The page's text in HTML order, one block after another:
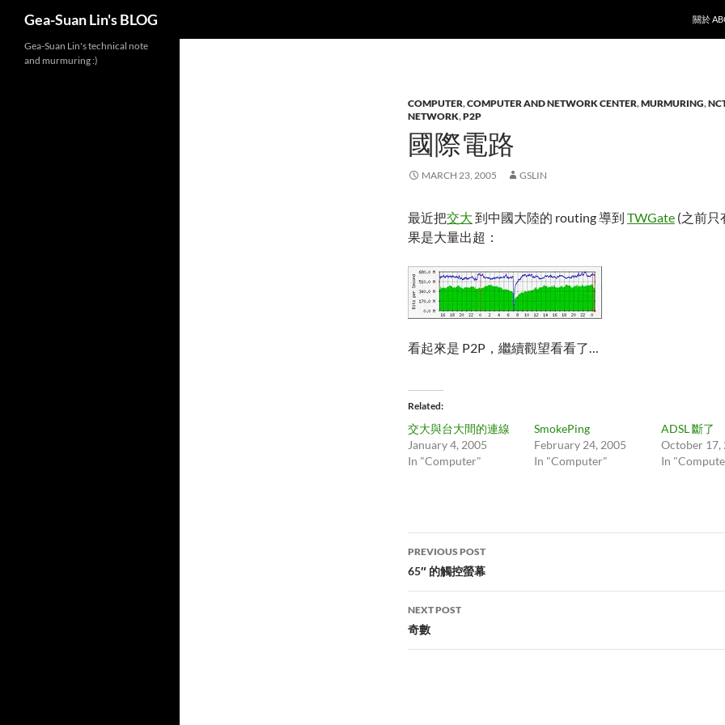
Gea-Suan Lin's BLOG
關於
COMPUTER,COMPUTER AND NETWORK CENTER,MURMURING,
NETWORK,P2P
國際電路
MARCH 23, 2005 GSLIN
最近把交大 到中國大陸的 routing 導到 TWGate (之前只
果是大量出超：
看起來是 P2P，繼續觀望看看了…
Related
交大與台大間的連線
January 4, 2005
In "Computer"
SmokePing
February 24, 2005
In "Computer"
ADSL 斷了
October 17,
In
Post
navigation
PREVIOUS POST
65″ 的觸控螢幕
NEXT POST
奇數
Gea-Suan Lin's technical note
and murmuring :)